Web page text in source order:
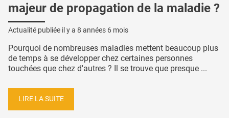
majeur de propagation de la maladie ?
Actualité publiée il y a 8 années 6 mois
Pourquoi de nombreuses maladies mettent beaucoup plus
de temps à se développer chez certaines personnes
touchées que chez d'autres ? Il se trouve que presque ...
LIRE LA SUITE